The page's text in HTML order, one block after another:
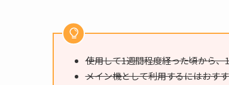
使用して1週間程度経った頃から
メイン機として利用するにはおす